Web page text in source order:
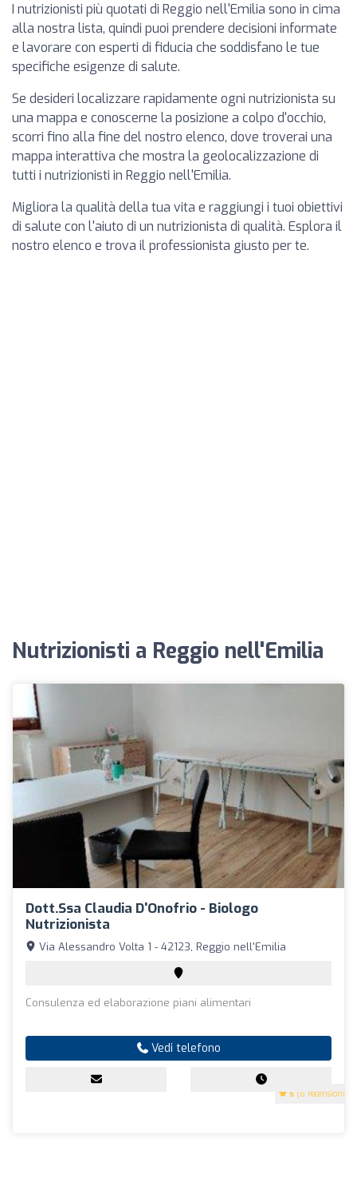
I nutrizionisti più quotati di Reggio nell'Emilia sono in cima
alla nostra lista, quindi puoi prendere decisioni informate
e lavorare con esperti di fiducia che soddisfano le tue
specifiche esigenze di salute.
Se desideri localizzare rapidamente ogni nutrizionista su
una mappa e conoscerne la posizione a colpo d'occhio,
scorri fino alla fine del nostro elenco, dove troverai una
mappa interattiva che mostra la geolocalizzazione di
tutti i nutrizionisti in Reggio nell'Emilia.
Migliora la qualità della tua vita e raggiungi i tuoi obiettivi
di salute con l'aiuto di un nutrizionista di qualità. Esplora il
nostro elenco e trova il professionista giusto per te.
Nutrizionisti a Reggio nell'Emilia
Dott.ssa Claudia D'Onofrio - Biologo
Nutrizionista
5 (6 recensioni)
Via Alessandro Volta 1 - 42123, Reggio nell'Emilia
Consulenza ed elaborazione piani alimentari
Vedi telefono